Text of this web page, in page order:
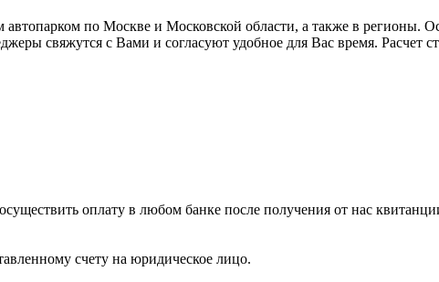
по Москве и Московской области, а также в регионы.
свяжутся с Вами и согласуют удобное для Вас время. Расчет
оплату в любом банке после получения от нас
счету на юридическое лицо.